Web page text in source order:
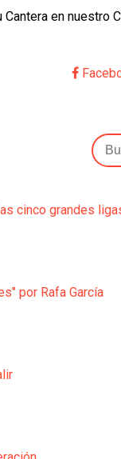
en nuestro
cinco grandes
por Rafa García